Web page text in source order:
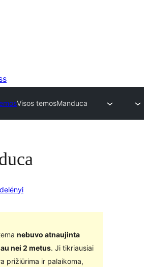
Visos temosManduca
nebuvo atnaujinta
nei 2 metus. Ji tikriausiai
prižiūrima ir palaikoma,